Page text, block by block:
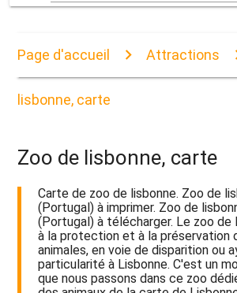
Page d'accueil Attractions
lisbonne, carte
Zoo de lisbonne, carte
Carte de zoo de lisbonne. Zoo de
(Portugal) à imprimer. Zoo de
(Portugal) à télécharger. Le zoo de
à la protection et à la préservation
animales, en voie de disparition ou
particularité à Lisbonne. C'est un
que nous passons dans ce zoo